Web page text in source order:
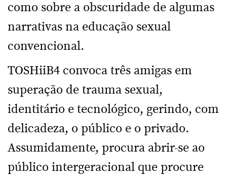
como sobre a obscuridade de algumas
narrativas na educação sexual
convencional.
TOSHiiB4 convoca três amigas em
superação de trauma sexual,
identitário e tecnológico, gerindo, com
delicadeza, o público e o privado.
Assumidamente, procura abrir-se ao
público intergeracional que procure